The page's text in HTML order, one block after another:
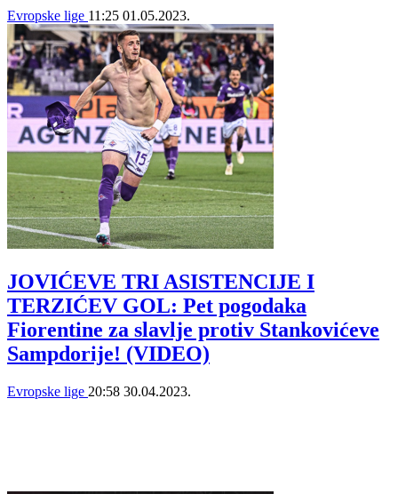
Evropske lige 11:25 01.05.2023.
JOVIĆEVE TRI ASISTENCIJE I
TERZIĆEV GOL: Pet pogodaka
Fiorentine za slavlje protiv Stankovićeve
Sampdorije! (VIDEO)
Evropske lige 20:58 30.04.2023.